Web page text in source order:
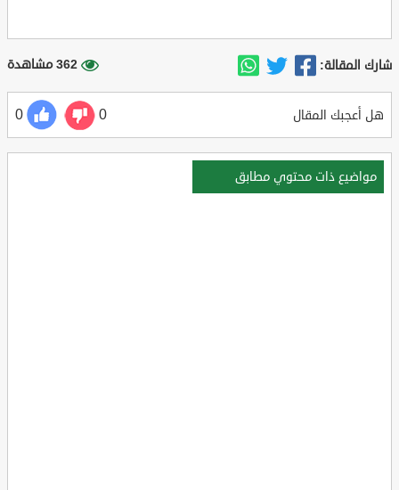
شارك المقالة: 362 مشاهدة
هل أعجبك المقال 0
0
مواضيع ذات محتوي مطابق